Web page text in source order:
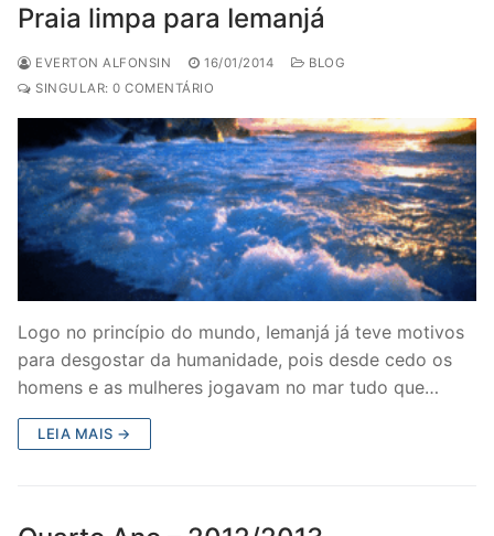
Praia limpa para Iemanjá
EVERTON ALFONSIN 16/01/2014
BLOG
SINGULAR: 0 COMENTÁRIO
Logo no princípio do mundo, Iemanjá já teve motivos
para desgostar da humanidade, pois desde cedo os
homens e as mulheres jogavam no mar tudo que…
LEIA MAIS →